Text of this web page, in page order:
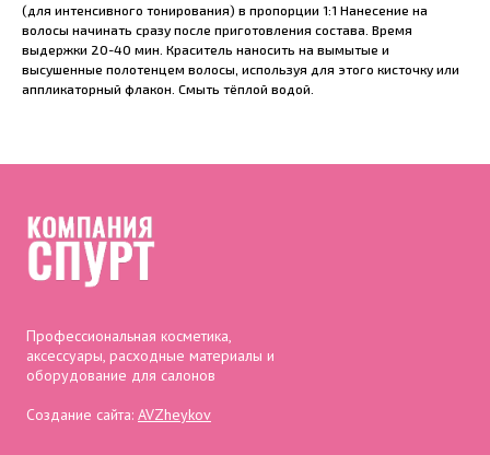
(для интенсивного тонирования) в пропорции 1:1 Нанесение на
волосы начинать сразу после приготовления состава. Время
выдержки 20-40 мин. Краситель наносить на вымытые и
высушенные полотенцем волосы, используя для этого кисточку или
аппликаторный флакон. Смыть тёплой водой.
Профессиональная косметика,
аксессуары, расходные материалы и
оборудование для салонов
Создание сайта: AVZheykov